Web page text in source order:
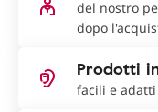
del nostro
dopo
Prodotti
facili e